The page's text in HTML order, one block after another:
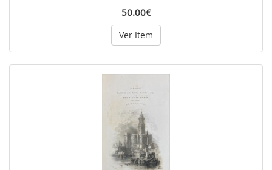
50.00€
Ver Item